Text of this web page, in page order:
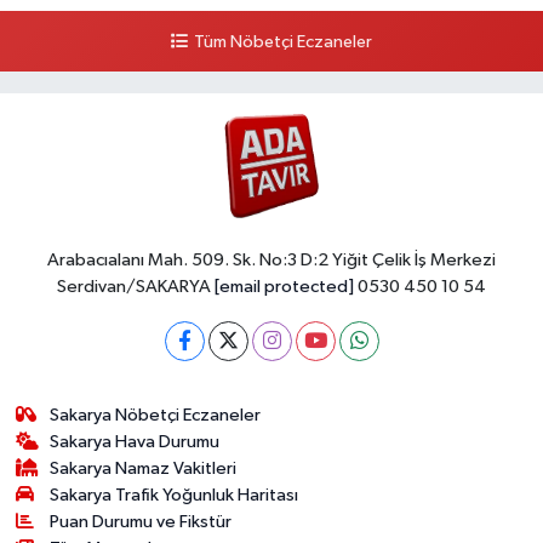
Tüm Nöbetçi Eczaneler
Arabacıalanı Mah. 509. Sk. No:3 D:2 Yiğit Çelik İş Merkezi
Serdivan/SAKARYA [email protected] 0530 450 10 54
Sakarya Nöbetçi Eczaneler
Sakarya Hava Durumu
Sakarya Namaz Vakitleri
Sakarya Trafik Yoğunluk Haritası
Puan Durumu ve Fikstür